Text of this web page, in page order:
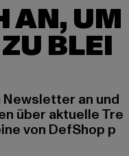
AN, UM
BLEI
an und
über aktuelle Tre
von DefShop p